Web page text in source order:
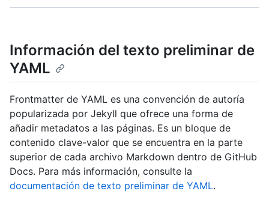
Información del texto preliminar de
YAML
Frontmatter de YAML es una convención de autoría
popularizada por Jekyll que ofrece una forma de
añadir metadatos a las páginas. Es un bloque de
contenido clave-valor que se encuentra en la parte
superior de cada archivo Markdown dentro de GitHub
Docs. Para más información, consulte la
documentación de texto preliminar de YAML.